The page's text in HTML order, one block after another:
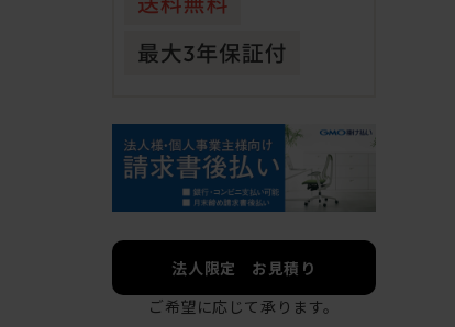
法人限定 お見積り
ご希望に応じて承ります。